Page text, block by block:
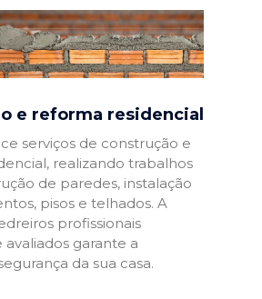
e reforma residencial
serviços de construção e
realizando trabalhos
de paredes, instalação
pisos e telhados. A
profissionais
garante a
da sua casa.